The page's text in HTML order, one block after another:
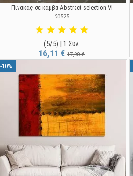
Πίνακας σε καμβά Abstract selection VI
20525
(5/5) | 1 Συν.
16,11 €17,90 €
-10%